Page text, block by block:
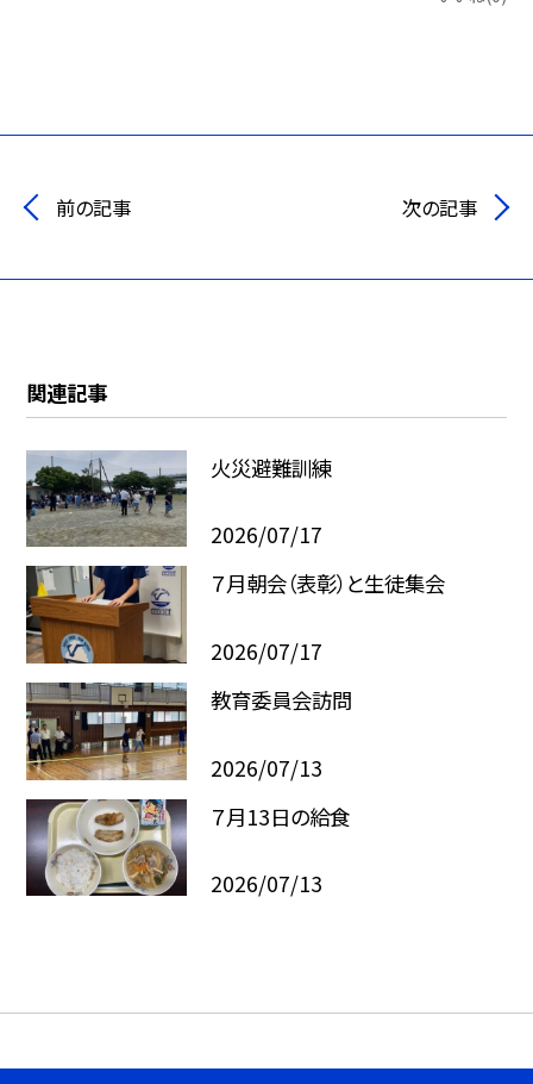
前の記事 次の記事
関連記事
火災避難訓練
2026/07/17
７月朝会（表彰）と生徒集会
2026/07/17
教育委員会訪問
2026/07/13
７月13日の給食
2026/07/13